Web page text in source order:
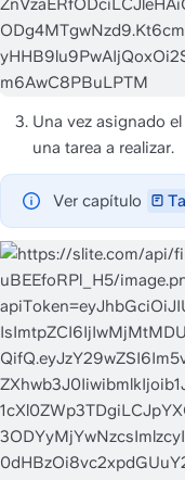
Una vez asignado
una tarea a realizar.
Ver capítulo